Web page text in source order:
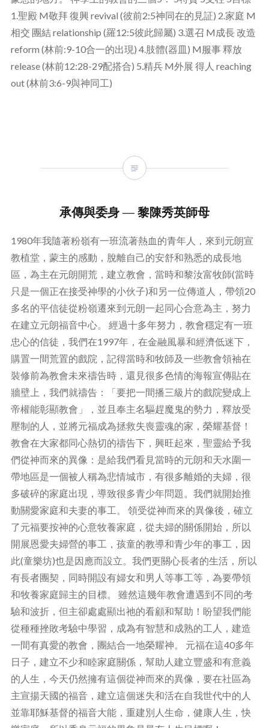
1.聖殿 M敬拜 復興 revival (彼前2:5神同在的見証) 2.家庭 M
相交 團結 relationship (羅12:5彼此歸屬) 3.選召 M成長 改造
reform (林前:9-10合一的出現) 4.肢體(器皿) M服事 釋放
release (林前12:28-29配搭合) 5.精兵 M外展 得人 reaching
out (林前3:6-9與神同工)
承傳與委身 — 黎陳秀英師母
1980年我隨著粉嶺有一班流著熱血的青年人，來到元朗宣
教植堂，蒙主的感動，脫離自己的安舒和熟悉的成長地
區，為主在元朗開荒，建立教會，當時和黎汝富牧師(當時
只是一個正在接受神學的小伙子)和另一位傳道人，帶領20
多名的平信徒從粉嶺遷來到元朗一起同心合意為主，努力
在建立元朗福音中心。 經過十多年努力，教會穩定有一班
忠心的信徒，我們在1997年，在金融風暴和經濟低迷下，
購置一間荒置的戲院，記得當時和牧師及一些教會領袖在
裝修前為教會未來禱告時，還見很多色情的海報宣傳貼在
牆壁上，我們就禱告：「要把一間播三級片的戲院變成上
帝權能彰顯教會」，並且奉主名驅趕魔鬼的勢力，釋放受
壓制的人，並將元福成為拯救失喪靈魂的家，榮耀基督！
教會在大家都同心熱切的禱告下，興旺起來，聖靈給予我
們從神而來的異像：是給我們看見當時的元朗和天水圍一
帶地區是一個被人稱為悲情城市，有很多離婚的夫婦，很
多破碎的家庭出現，導致很多青少年問題。我們就開始推
動關愛家庭和夫妻的事工。 領受從神而來的異像後，確立
了元福要按神的心意牧養家庭，從夫婦的關係開始，所以
開展恩愛夫婦營的事工，孩童的教導和青少年的事工，因
此(童樂坊)也是因應而設立。我們更關心長者的生活，所以
有長者團契，同時開設有婦女和男人等事工等，為要帶領
和牧養家庭歸主的目標。 雖然這幾年教會遭遇到不同的考
驗和波折，但主卻處處顯出祂的看顧和幫助！盼望我們能
從種種挫敗考驗中學習，成為有智慧和成熟的工人，建造
一間有真愛的教會，團結合一地榮耀神。 元福在這40多年
日子，建立不少和睦家庭關係，幫助人建立豐盛和有意義
的人生，今天仍然擁有這個從神而來的異像，要在社區為
主宣揚天國的福音，建立這個迷失和活在自我世代中的人
並靠耶穌基督的福音大能，重建別人生命，健康人生，快